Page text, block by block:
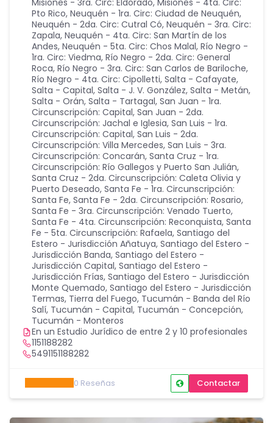
Misiones - 3ra. Circ: Eldorado, Misiones - 4ta. Circ:
Pto Rico, Neuquén - 1ra. Circ: Ciudad de Neuquén,
Neuquén - 2da. Circ: Cutral Có, Neuquén - 3ra. Circ:
Zapala, Neuquén - 4ta. Circ: San Martín de los
Andes, Neuquén - 5ta. Circ: Chos Malal, Río Negro -
1ra. Circ: Viedma, Río Negro - 2da. Circ: General
Roca, Río Negro - 3ra. Circ: San Carlos de Bariloche,
Río Negro - 4ta. Circ: Cipolletti, Salta - Cafayate,
Salta - Capital, Salta - J. V. González, Salta - Metán,
Salta - Orán, Salta - Tartagal, San Juan - 1ra.
Circunscripción: Capital, San Juan - 2da.
Circunscripción: Jachal e Iglesia, San Luis - 1ra.
Circunscripción: Capital, San Luis - 2da.
Circunscripción: Villa Mercedes, San Luis - 3ra.
Circunscripción: Concarán, Santa Cruz - 1ra.
Circunscripción: Río Gallegos y Puerto San Julián,
Santa Cruz - 2da. Circunscripción: Caleta Olivia y
Puerto Deseado, Santa Fe - 1ra. Circunscripción:
Santa Fe, Santa Fe - 2da. Circunscripción: Rosario,
Santa Fe - 3ra. Circunscripción: Venado Tuerto,
Santa Fe - 4ta. Circunscripción: Reconquista, Santa
Fe - 5ta. Circunscripción: Rafaela, Santiago del
Estero - Jurisdicción Añatuya, Santiago del Estero -
Jurisdicción Banda, Santiago del Estero -
Jurisdicción Capital, Santiago del Estero -
Jurisdicción Frías, Santiago del Estero - Jurisdicción
Monte Quemado, Santiago del Estero - Jurisdicción
Termas, Tierra del Fuego, Tucumán - Banda del Río
Salí, Tucumán - Capital, Tucumán - Concepción,
Tucumán - Monteros
En un Estudio Jurídico de entre 2 y 10 profesionales
1151188282
5491151188282
0 Reseñas Contactar